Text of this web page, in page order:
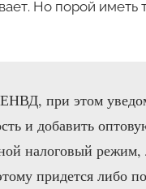
Но порой
при этом
и добавить
налоговый
придется либо